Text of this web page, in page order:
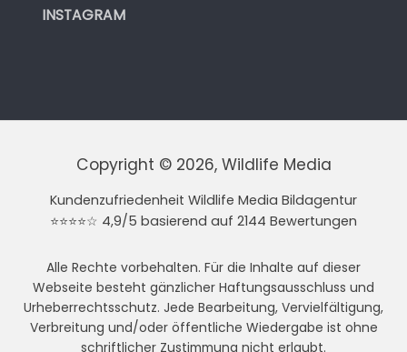
INSTAGRAM
Copyright © 2026, Wildlife Media
Kundenzufriedenheit Wildlife Media Bildagentur
⭐⭐⭐⭐☆ 4,9/5 basierend auf 2144 Bewertungen
Alle Rechte vorbehalten. Für die Inhalte auf dieser
Webseite besteht gänzlicher Haftungsausschluss und
Urheberrechtsschutz. Jede Bearbeitung, Vervielfältigung,
Verbreitung und/oder öffentliche Wiedergabe ist ohne
schriftlicher Zustimmung nicht erlaubt.